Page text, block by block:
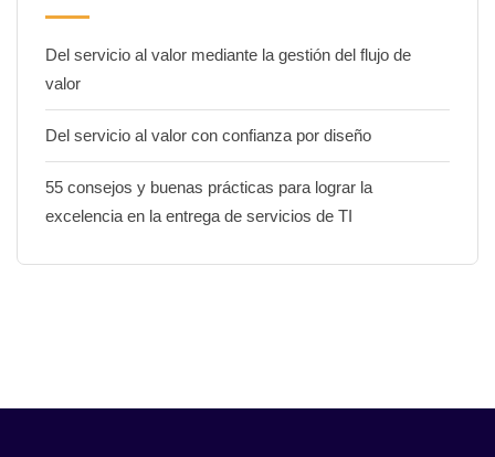
Del servicio al valor mediante la gestión del flujo de
valor
Del servicio al valor con confianza por diseño
55 consejos y buenas prácticas para lograr la
excelencia en la entrega de servicios de TI